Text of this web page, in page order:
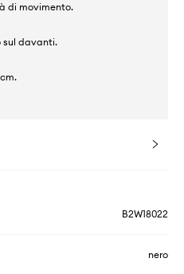
di movimento.
sul davanti.
B2W18022
nero